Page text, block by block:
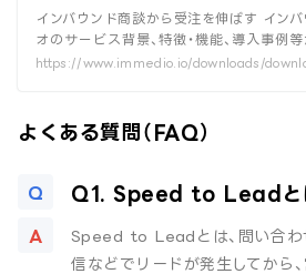
インバウンド商談から受注を伸ばす イン
オのサービス背景、特徴・機能、導入事例
す。
https://www.immedio.io/downloads/
よくある質問（FAQ）
Q1. Speed to Leadと
Speed to Leadとは、問い合わ
信などでリードが発生してから